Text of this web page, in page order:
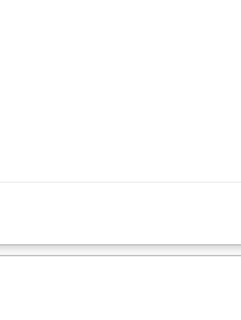
podlegających dozorowi